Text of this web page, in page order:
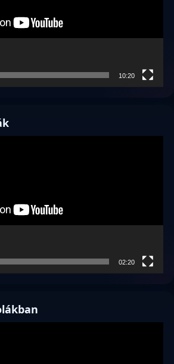
10:20
02:20